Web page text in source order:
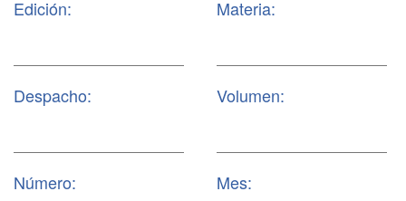
Edición: Materia:
Despacho: Volumen:
Número: Mes: